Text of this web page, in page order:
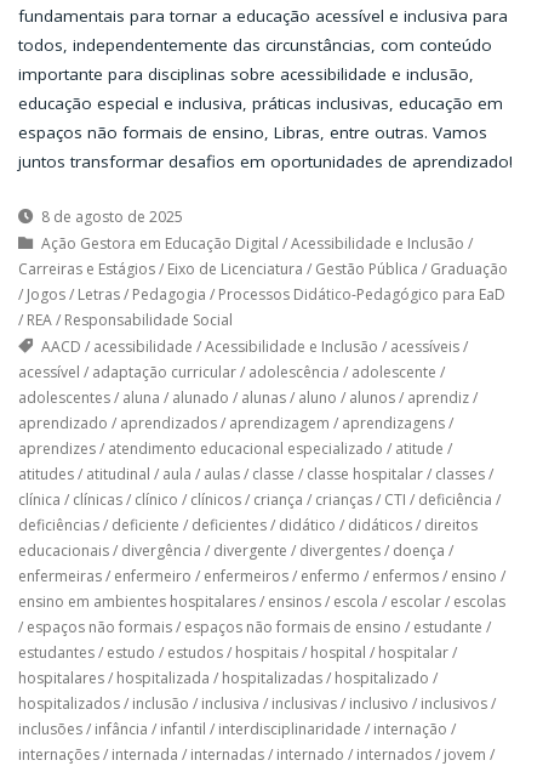
fundamentais para tornar a educação acessível e inclusiva para
todos, independentemente das circunstâncias, com conteúdo
importante para disciplinas sobre acessibilidade e inclusão,
educação especial e inclusiva, práticas inclusivas, educação em
espaços não formais de ensino, Libras, entre outras. Vamos
juntos transformar desafios em oportunidades de aprendizado!
8 de agosto de 2025
Ação Gestora em Educação Digital /Acessibilidade e Inclusão /
Carreiras e Estágios/ Eixo de Licenciatura / Gestão Pública / Graduação
/ Jogos/ Letras/ Pedagogia / Processos Didático-Pedagógico para EaD
/ REA/ Responsabilidade Social
AACD / acessibilidade /Acessibilidade e Inclusão / acessíveis/
acessível / adaptação curricular/ adolescência / adolescente /
adolescentes/ aluna / alunado / alunas/ aluno / alunos/ aprendiz/
aprendizado / aprendizados/ aprendizagem / aprendizagens/
aprendizes/ atendimento educacional especializado / atitude /
atitudes/ atitudinal / aula / aulas/ classe / classe hospitalar/ classes/
clínica / clínicas/ clínico / clínicos/ criança / crianças/ CTI / deficiência /
deficiências/ deficiente / deficientes/ didático / didáticos/ direitos
educacionais/ divergência / divergente / divergentes/ doença /
enfermeiras/ enfermeiro / enfermeiros/ enfermo / enfermos/ ensino /
ensino em ambientes hospitalares/ ensinos/ escola / escolar/ escolas
/ espaços não formais/ espaços não formais de ensino / estudante /
estudantes/ estudo / estudos/ hospitais/ hospital / hospitalar/
hospitalares/ hospitalizada / hospitalizadas/ hospitalizado /
hospitalizados/ inclusão / inclusiva / inclusivas/ inclusivo / inclusivos/
inclusões/ infância / infantil / interdisciplinaridade / internação /
internações/ internada / internadas/ internado / internados/ jovem /